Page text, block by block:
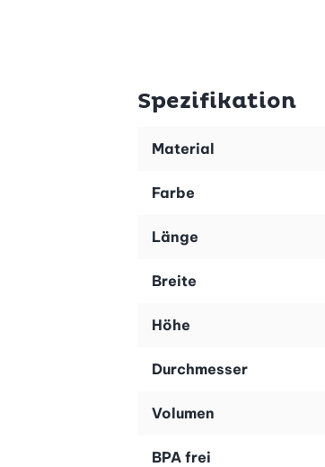
Spezifikation
Material
Farbe
Länge
Breite
Höhe
Durchmesser
Volumen
BPA frei